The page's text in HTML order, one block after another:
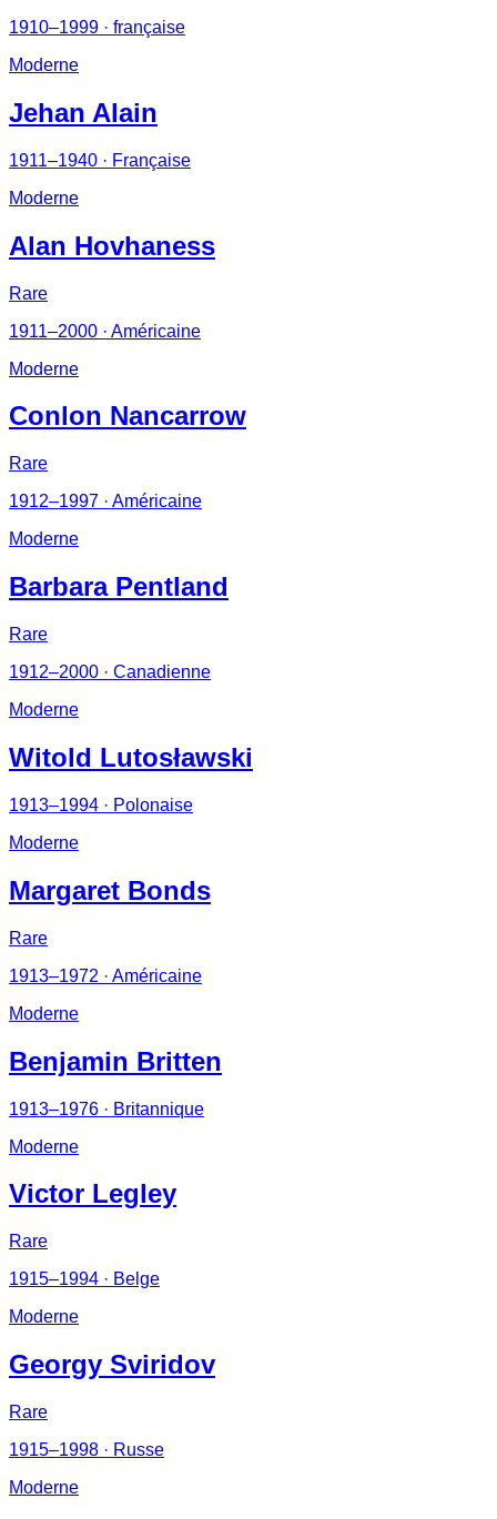
1910–1999 · française
Moderne
Jehan Alain
1911–1940 · Française
Moderne
Alan Hovhaness
Rare
1911–2000 · Américaine
Moderne
Conlon Nancarrow
Rare
1912–1997 · Américaine
Moderne
Barbara Pentland
Rare
1912–2000 · Canadienne
Moderne
Witold Lutosławski
1913–1994 · Polonaise
Moderne
Margaret Bonds
Rare
1913–1972 · Américaine
Moderne
Benjamin Britten
1913–1976 · Britannique
Moderne
Victor Legley
Rare
1915–1994 · Belge
Moderne
Georgy Sviridov
Rare
1915–1998 · Russe
Moderne